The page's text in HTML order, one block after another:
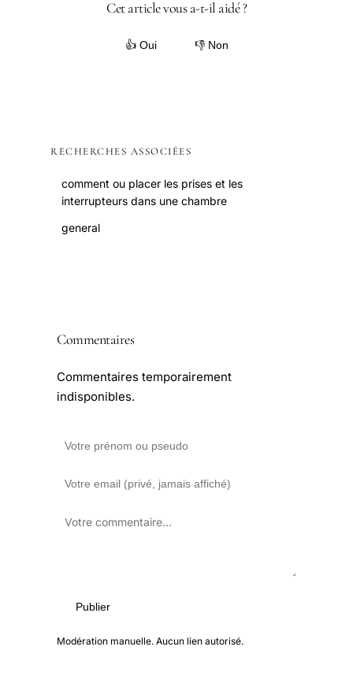
Cet article vous a-t-il aidé ?
👍 Oui 👎 Non
RECHERCHES ASSOCIÉES
comment ou placer les prises et les
interrupteurs dans une chambre
general
Commentaires
Commentaires temporairement
indisponibles.
Publier
Modération manuelle. Aucun lien autorisé.